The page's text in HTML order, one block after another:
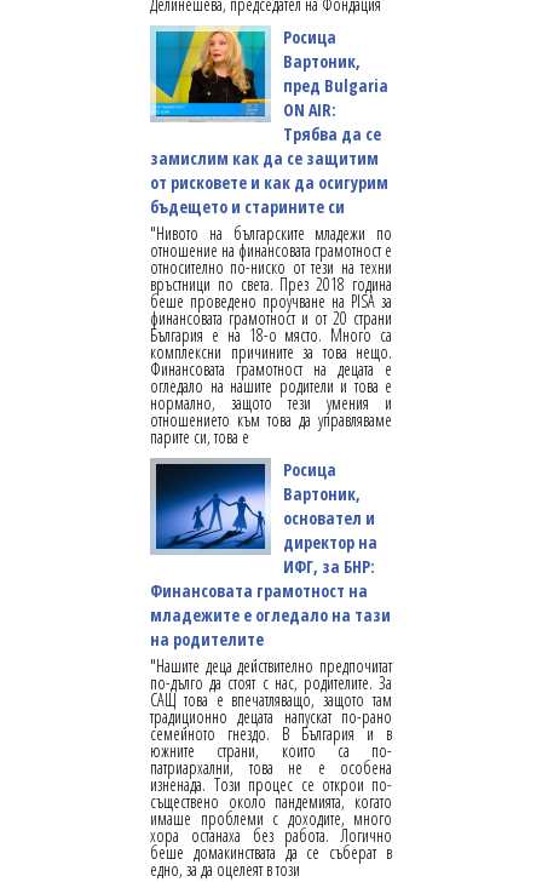
Росица
Вартоник,
пред Bulgaria
ON AIR:
Трябва да се
замислим как да се защитим
от рисковете и как да осигурим
бъдещето и старините си
"Нивото на българските младежи по
отношение на финансовата грамотност е
относително по-ниско от тези на техни
връстници по света. През 2018 година
беше проведено проучване на PISA за
финансовата грамотност и от 20 страни
България е на 18-о място. Много са
комплексни причините за това нещо.
Финансовата грамотност на децата е
огледало на нашите родители и това е
нормално, защото тези умения и
отношението към това да управляваме
парите си, това е
Росица
Вартоник,
основател и
директор на
ИФГ, за БНР:
Финансовата грамотност на
младежите е огледало на тази
на родителите
"Нашите деца действително предпочитат
по-дълго да стоят с нас, родителите. За
САЩ това е впечатляващо, защото там
традиционно децата напускат по-рано
семейното гнездо. В България и в
южните страни, които са по-
патриархални, това не е особена
изненада. Този процес се открои по-
съществено около пандемията, когато
имаше проблеми с доходите, много
хора останаха без работа. Логично
беше домакинствата да се съберат в
едно, за да оцелеят в този